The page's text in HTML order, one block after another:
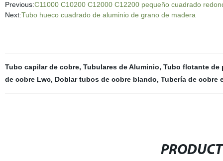
Previous:C11000 C10200 C12000 C12200 pequeño cuadrado
Next:Tubo hueco cuadrado de aluminio de grano de madera
Tubo capilar de cobre, Tubulares de Aluminio, Tubo flotante de
de cobre Lwc, Doblar tubos de cobre blando, Tubería de cobre